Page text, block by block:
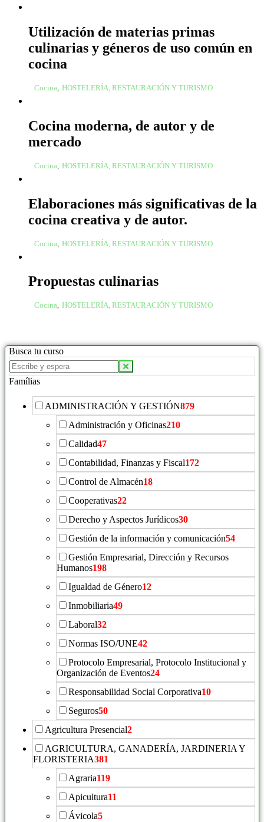
Utilización de materias primas
culinarias y géneros de uso común en
cocina
Cocina, HOSTELERÍA, RESTAURACIÓN Y TURISMO
Cocina moderna, de autor y de
mercado
Cocina HOSTELERÍA, RESTAURACIÓN Y TURISMO
Elaboraciones más significativas de la
cocina creativa y de autor.
Cocina HOSTELERÍA, RESTAURACIÓN Y TURISMO
Propuestas culinarias
Cocina, HOSTELERÍA, RESTAURACIÓN Y TURISMO
Busca tu curso
Famílias
ADMINISTRACIÓN Y GESTIÓN879
Administración y Oficinas210
Calidad47
Contabilidad, Finanzas y Fiscal172
Control de Almacén18
Cooperativas22
Derecho y Aspectos Jurídicos30
Gestión de la información y comunicación54
Gestión Empresarial, Dirección y Recursos
Humanos198
Igualdad de Género12
Inmobiliaria49
Laboral32
Normas ISO/UNE42
Protocolo Empresarial, Protocolo Institucional y
Organización de Eventos24
Responsabilidad Social Corporativa10
Seguros50
Agricultura Presencial2
AGRICULTURA, GANADERÍA, JARDINERIA Y
FLORISTERIA381
Agraria119
Apicultura11
Ávicola5